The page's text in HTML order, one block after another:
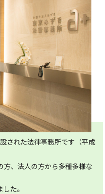
された法律事務所です（平成
方、法人の方から多種多様な
た。